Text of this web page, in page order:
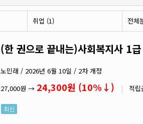
기타
취업 (1) 전체
(한 권으로 끝내는)사회복지사 1
노민래 / 2026년 6월 10일 / 2차 개정
27,000원 → 24,300원 (10%↓) | 적립
최신